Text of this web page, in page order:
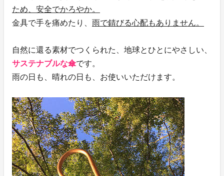
ため、安全でかろやか。
金具で手を痛めたり、 雨で錆びる心配もありません。
自然に還る素材でつくられた、地球とひとにやさしい、
サステナブルな傘です。
雨の日も、晴れの日も、お使いいただけます。